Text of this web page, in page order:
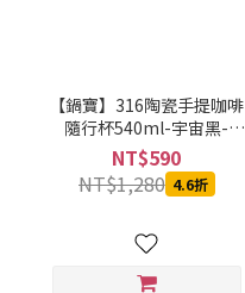
【鍋寶】316陶瓷手提咖啡
隨行杯540ml-宇宙黑-
SVCT-6540BA
NT$590
NT$1,280 4.6折